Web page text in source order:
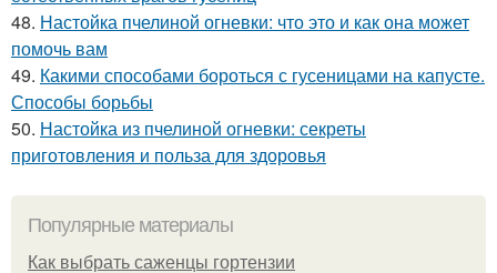
48. Настойка пчелиной огневки: что это и как она может
помочь вам
49. Какими способами бороться с гусеницами на капусте.
Способы борьбы
50. Настойка из пчелиной огневки: секреты
приготовления и польза для здоровья
Популярные материалы
Как выбрать саженцы гортензии